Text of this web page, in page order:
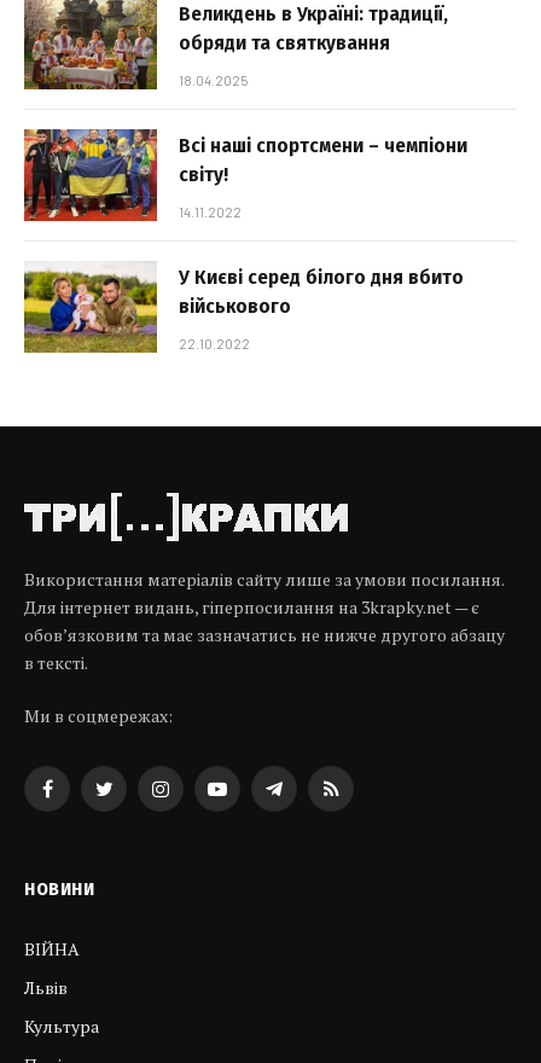
Великдень в Україні: традиції,
обряди та святкування
18.04.2025
Всі наші спортсмени – чемпіони
світу!
14.11.2022
У Києві серед білого дня вбито
військового
22.10.2022
Використання матеріалів сайту лише за умови посилання.
Для інтернет видань, гіперпосилання на 3krapky.net — є
обов’язковим та має зазначатись не нижче другого абзацу
в тексті.
Ми в соцмережах:
FacebookTwitterInstagramYouTubeTelegramRSS
НОВИНИ
ВІЙНА
Львів
Культура